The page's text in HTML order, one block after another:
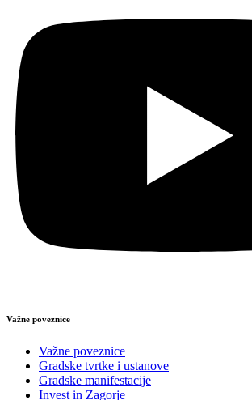
Važne poveznice
Važne poveznice
Gradske tvrtke i ustanove
Gradske manifestacije
Invest in Zagorje